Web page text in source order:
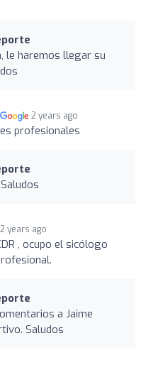
le haremos llegar su
2 years ago
profesionales
2 years ago
, ocupo el sicólogo
a Jaime
Saludos